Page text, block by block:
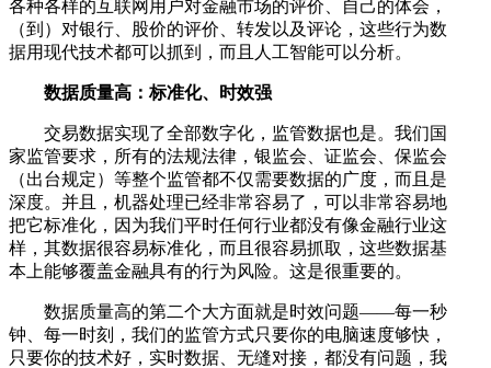
各种各样的互联网用户对金融市场的评价、自己的体会，
（到）对银行、股价的评价、转发以及评论，这些行为数
据用现代技术都可以抓到，而且人工智能可以分析。
数据质量高：标准化、时效强
交易数据实现了全部数字化，监管数据也是。我们国
家监管要求，所有的法规法律，银监会、证监会、保监会
（出台规定）等整个监管都不仅需要数据的广度，而且是
深度。并且，机器处理已经非常容易了，可以非常容易地
把它标准化，因为我们平时任何行业都没有像金融行业这
样，其数据很容易标准化，而且很容易抓取，这些数据基
本上能够覆盖金融具有的行为风险。这是很重要的。
数据质量高的第二个大方面就是时效问题——每一秒
钟、每一时刻，我们的监管方式只要你的电脑速度够快，
只要你的技术好，实时数据、无缝对接，都没有问题，我